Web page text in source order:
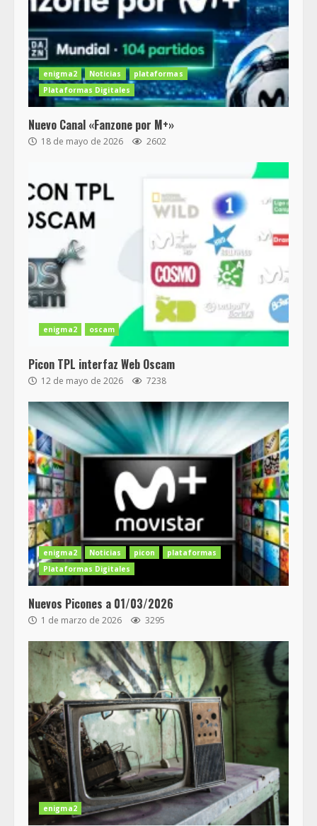
enigma2 Noticias
plataformas
Plataformas Digitales
Nuevo Canal «Fanzone por M+»
18 de mayo de 2026 2602
enigma2 oscam
Picon TPL interfaz Web Oscam
12 de mayo de 2026 7238
enigma2 Noticias picon
plataformas
Plataformas Digitales
Nuevos Picones a 01/03/2026
1 de marzo de 2026 3295
enigma2